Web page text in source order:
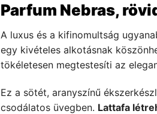
Parfum Nebras,
A luxus és a kifinomultság
egy kivételes alkotásnak
tökéletesen megtestesíti az
Ez a sötét, aranyszínű
csodálatos üvegben. Lattafa